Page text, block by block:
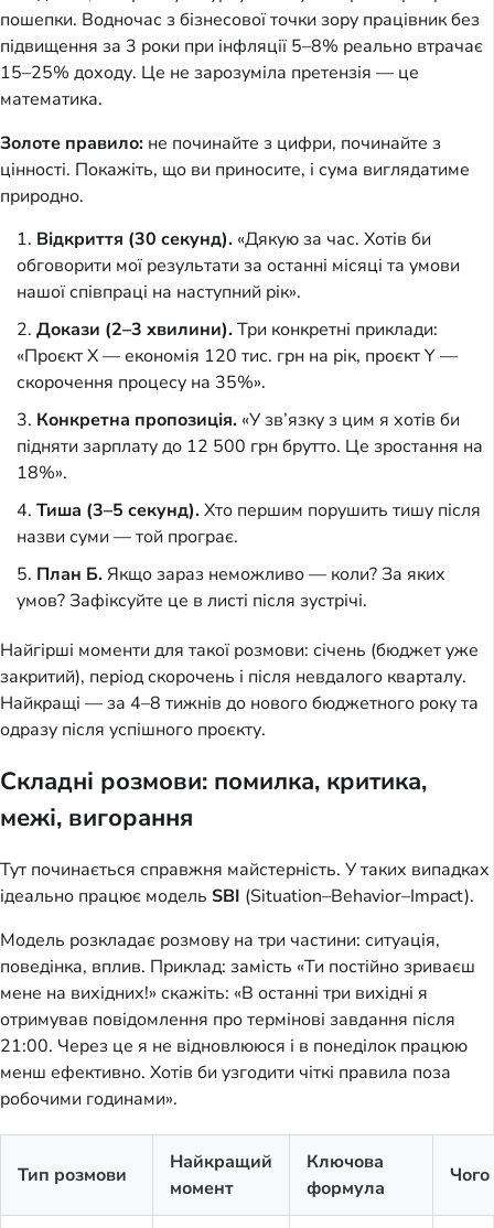
пошепки. Водночас з бізнесової точки зору працівник без
підвищення за 3 роки при інфляції 5–8% реально втрачає
15–25% доходу. Це не зарозуміла претензія — це
математика.
Золоте правило: не починайте з цифри, починайте з
цінності. Покажіть, що ви приносите, і сума виглядатиме
природно.
Відкриття (30 секунд). «Дякую за час. Хотів би
обговорити мої результати за останні місяці та умови
нашої співпраці на наступний рік».
Докази (2–3 хвилини).Три конкретні приклади:
«Проєкт X — економія 120 тис. грн на рік, проєкт Y —
скорочення процесу на 35%».
Конкретна пропозиція. «У зв’язку з цим я хотів би
підняти зарплату до 12 500 грн брутто. Це зростання на
18%».
Тиша (3–5 секунд).Хто першим порушить тишу після
назви суми — той програє.
План Б.Якщо зараз неможливо — коли? За яких
умов? Зафіксуйте це в листі після зустрічі.
Найгірші моменти для такої розмови: січень (бюджет уже
закритий), період скорочень і після невдалого кварталу.
Найкращі — за 4–8 тижнів до нового бюджетного року та
одразу після успішного проєкту.
Складні розмови: помилка, критика,
межі, вигорання
Тут починається справжня майстерність. У таких випадках
ідеально працює модель SBI (Situation–Behavior–Impact).
Модель розкладає розмову на три частини: ситуація,
поведінка, вплив. Приклад: замість «Ти постійно зриваєш
мене на вихідних!» скажіть: «В останні три вихідні я
отримував повідомлення про термінові завдання після
21:00. Через це я не відновлююся і в понеділок працюю
менш ефективно. Хотів би узгодити чіткі правила поза
робочими годинами».
Тип розмови
Найкращий
момент
Ключова
формула